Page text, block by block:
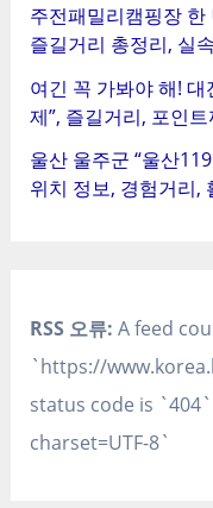
주전패밀리캠핑장
즐길거리 총정리, 실
여긴 꼭 가봐야 해!
제”, 즐길거리, 포인트
울산 울주군 “울산
위치 정보, 경험거리,
RSS 오류: A feed
`https://
status code is
charset=UTF-8`